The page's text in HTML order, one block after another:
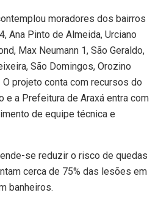
moradores dos bairros
Ana Pinto de Almeida, Urciano
Max Neumann 1, São Geraldo,
São Domingos, Orozino
projeto conta com recursos do
e a Prefeitura de Araxá entra com
de equipe técnica e
se reduzir o risco de quedas
cerca de 75% das lesões em
banheiros.